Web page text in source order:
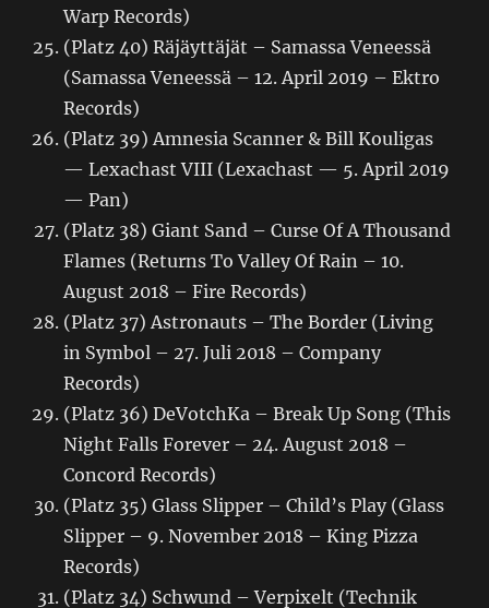
Warp Records)
(Platz 40) Räjäyttäjät – Samassa Veneessä
(Samassa Veneessä – 12. April 2019 – Ektro
Records)
(Platz 39) Amnesia Scanner & Bill Kouligas
— Lexachast VIII (Lexachast — 5. April 2019
— Pan)
(Platz 38) Giant Sand – Curse Of A Thousand
Flames (Returns To Valley Of Rain – 10.
August 2018 – Fire Records)
(Platz 37) Astronauts – The Border (Living
in Symbol – 27. Juli 2018 – Company
Records)
(Platz 36) DeVotchKa – Break Up Song (This
Night Falls Forever – 24. August 2018 –
Concord Records)
(Platz 35) Glass Slipper – Child’s Play (Glass
Slipper – 9. November 2018 – King Pizza
Records)
(Platz 34) Schwund – Verpixelt (Technik